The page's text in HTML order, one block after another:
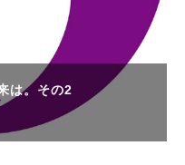
は。その2